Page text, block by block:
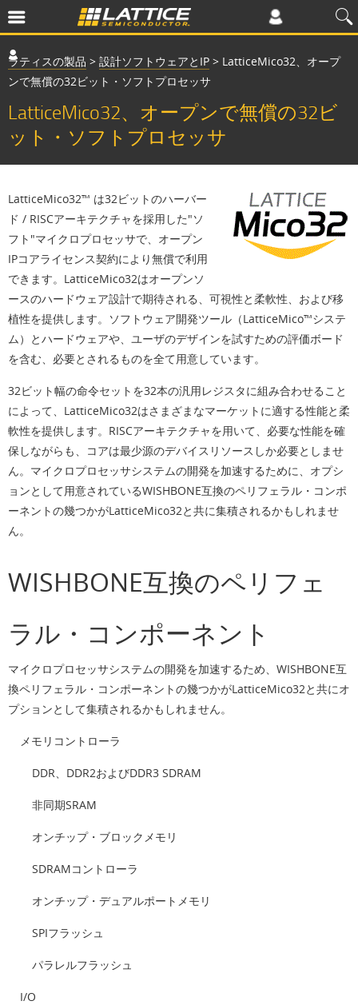
ラティスの製品 > 設計ソフトウェアとIP > LatticeMico32、オープ
ンで無償の32ビット・ソフトプロセッサ
LatticeMico32、オープンで無償の32ビ
ット・ソフトプロセッサ
LatticeMico32™ は32ビットのハーバー
ド / RISCアーキテクチャを採用した"ソ
フト"マイクロプロセッサで、オープン
IPコアライセンス契約により無償で利用
できます。LatticeMico32はオープンソ
ースのハードウェア設計で期待される、可視性と柔軟性、および移
植性を提供します。ソフトウェア開発ツール（LatticeMico™システ
ム）とハードウェアや、ユーザのデザインを試すための評価ボード
を含む、必要とされるものを全て用意しています。
32ビット幅の命令セットを32本の汎用レジスタに組み合わせること
によって、LatticeMico32はさまざまなマーケットに適する性能と柔
軟性を提供します。RISCアーキテクチャを用いて、必要な性能を確
保しながらも、コアは最少源のデバイスリソースしか必要としませ
ん。マイクロプロセッサシステムの開発を加速するために、オプシ
ョンとして用意されているWISHBONE互換のペリフェラル・コンポ
ーネントの幾つかがLatticeMico32と共に集積されるかもしれませ
ん。
WISHBONE互換のペリフェ
ラル・コンポーネント
マイクロプロセッサシステムの開発を加速するため、WISHBONE互
換ペリフェラル・コンポーネントの幾つかがLatticeMico32と共にオ
プションとして集積されるかもしれません。
メモリコントローラ
DDR、DDR2およびDDR3 SDRAM
非同期SRAM
オンチップ・ブロックメモリ
SDRAMコントローラ
オンチップ・デュアルポートメモリ
SPIフラッシュ
パラレルフラッシュ
I/O